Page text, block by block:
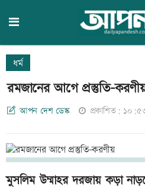
ধর্ম
রমজানের আগে প্রস্তুতি-
আপন দেশ ডেস্ক প্রকাশিত:
মুসলিম উম্মাহর দরজায় কড়া